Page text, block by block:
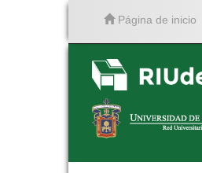
Página de inicio